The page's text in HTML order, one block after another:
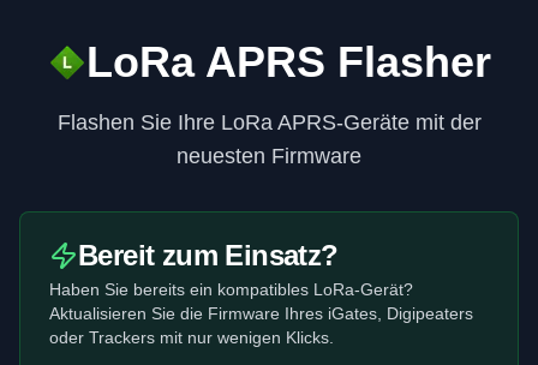
LoRa APRS Flasher
Flashen Sie Ihre LoRa APRS-Geräte mit der
neuesten Firmware
Bereit zum Einsatz?
Haben Sie bereits ein kompatibles LoRa-Gerät?
Aktualisieren Sie die Firmware Ihres iGates, Digipeaters
oder Trackers mit nur wenigen Klicks.